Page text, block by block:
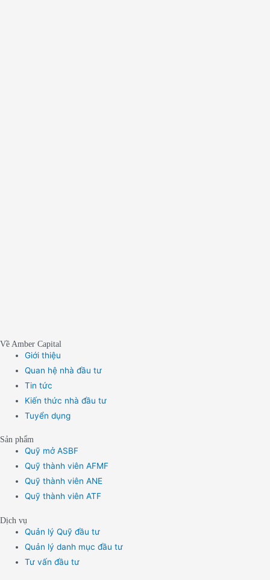
Về Amber Capital
Giới thiệu
Quan hệ nhà đầu tư
Tin tức
Kiến thức nhà đầu tư
Tuyển dụng
Sản phẩm
Quỹ mở ASBF
Quỹ thành viên AFMF
Quỹ thành viên ANE
Quỹ thành viên ATF
Dịch vụ
Quản lý Quỹ đầu tư
Quản lý danh mục đầu tư
Tư vấn đầu tư